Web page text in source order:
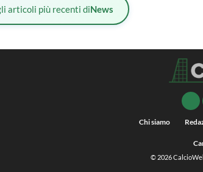
articoli più recenti diNews
Chi siamo
© 2026